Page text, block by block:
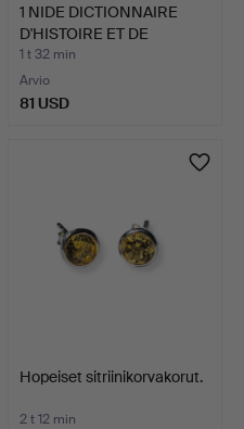
1 NIDE DICTIONNAIRE
D'HISTOIRE ET DE
GÉOGR…
1 t 32 min
Arvio
81 USD
Hopeiset sitriinikorvakorut.
2 t 12 min